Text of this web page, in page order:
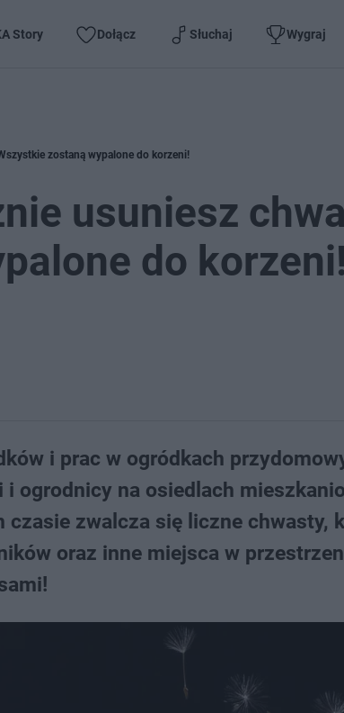
Story Dołącz Słuchaj Wygraj
zostaną wypalone do korzeni!
usuniesz
do korzeni!
i prac w ogródkach
ogrodnicy na osiedlach
zwalcza się liczne chwasty,
oraz inne miejsca w